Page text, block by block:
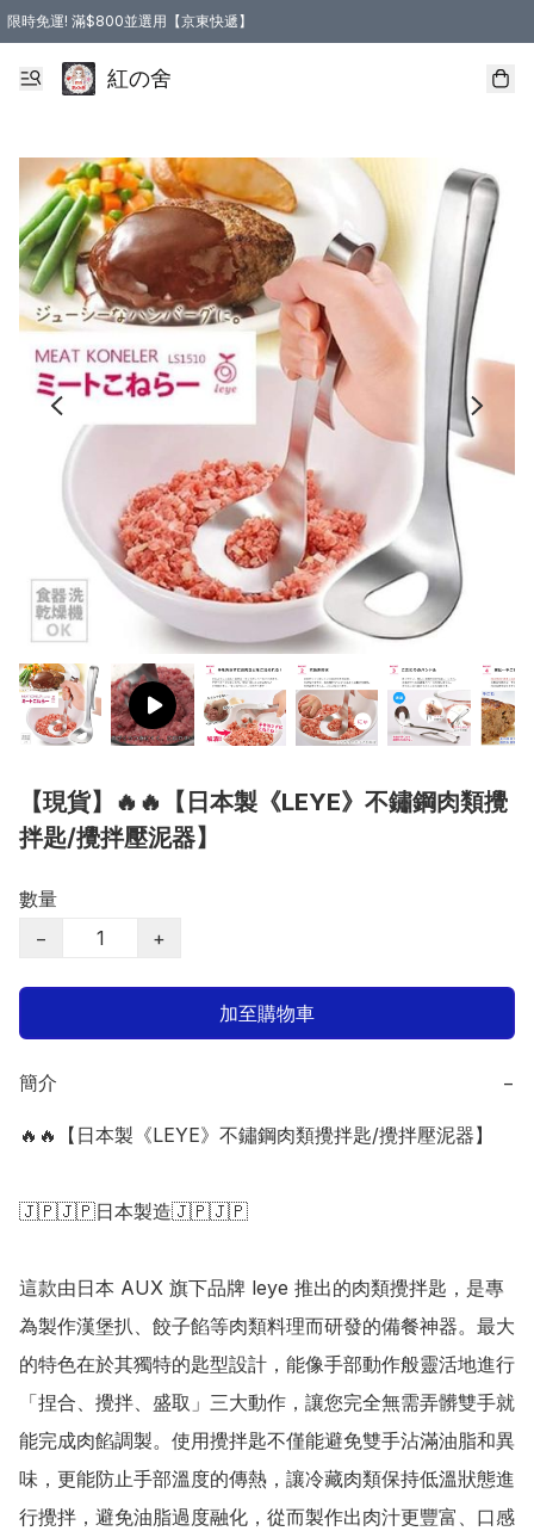
限時免運! 滿$800並選用【京東快遞】
紅の舍
【現貨】🔥🔥【日本製《LEYE》不鏽鋼肉類攪
拌匙/攪拌壓泥器】
數量
−
+
加至購物車
簡介 −
🔥🔥【日本製《LEYE》不鏽鋼肉類攪拌匙/攪拌壓泥器】
🇯🇵🇯🇵日本製造🇯🇵🇯🇵
這款由日本 AUX 旗下品牌 leye 推出的肉類攪拌匙，是專
為製作漢堡扒、餃子餡等肉類料理而研發的備餐神器。最大
的特色在於其獨特的匙型設計，能像手部動作般靈活地進行
「捏合、攪拌、盛取」三大動作，讓您完全無需弄髒雙手就
能完成肉餡調製。使用攪拌匙不僅能避免雙手沾滿油脂和異
味，更能防止手部溫度的傳熱，讓冷藏肉類保持低溫狀態進
行攪拌，避免油脂過度融化，從而製作出肉汁更豐富、口感